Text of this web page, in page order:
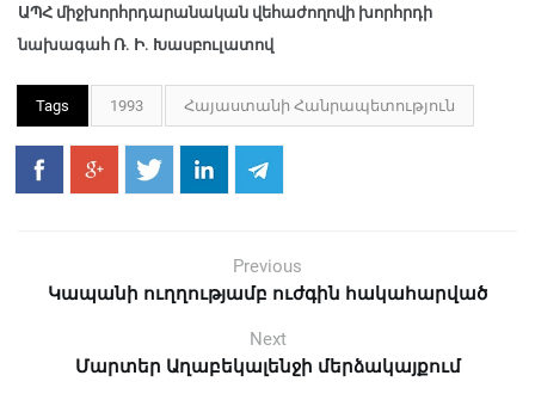
ԱՊՀ միջխորհրդարանական վեհաժողովի խորհրդի
նախագահ Ռ. Ի. Խասբուլատով
Tags 1993 Հայաստանի Հանրապետություն
Previous
Կապանի ուղղությամբ ուժգին հակահարված
Next
Մարտեր Աղաբեկալենջի մերձակայքում